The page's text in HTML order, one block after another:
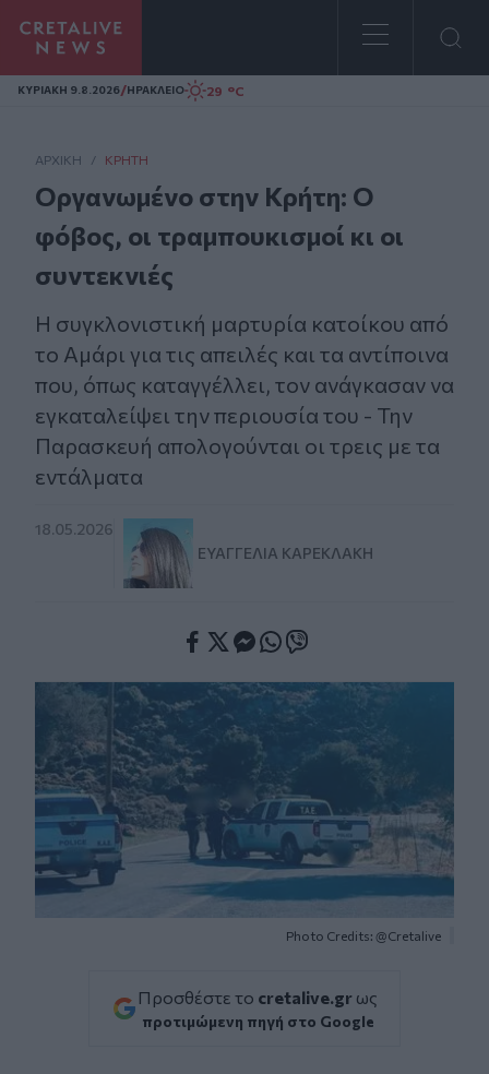
Homepage
ΚΥΡΙΑΚΗ 9.8.2026/ΗΡΑΚΛΕΙΟ 29 °C
ΑΡΧΙΚΗ / ΚΡΉΤΗ
Οργανωμένο στην Κρήτη: Ο
φόβος, οι τραμπουκισμοί κι οι
συντεκνιές
Η συγκλονιστική μαρτυρία κατοίκου από
το Αμάρι για τις απειλές και τα αντίποινα
που, όπως καταγγέλλει, τον ανάγκασαν να
εγκαταλείψει την περιουσία του - Την
Παρασκευή απολογούνται οι τρεις με τα
εντάλματα
18.05.2026
ΕΥΑΓΓΕΛΊΑ ΚΑΡΕΚΛΆΚΗ
Photo Credits: @Cretalive
Προσθέστε το cretalive.gr ως
προτιμώμενη πηγή στο Google